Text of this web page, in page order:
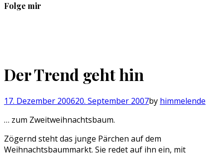
Folge mir
anzeigen
anzeigen
anzeigen
anzeigen
Der Trend geht hin
17. Dezember 200620. September 2007by himmelende
… zum Zweitweihnachtsbaum.
Zögernd steht das junge Pärchen auf dem
Weihnachtsbaummarkt. Sie redet auf ihn ein, mit